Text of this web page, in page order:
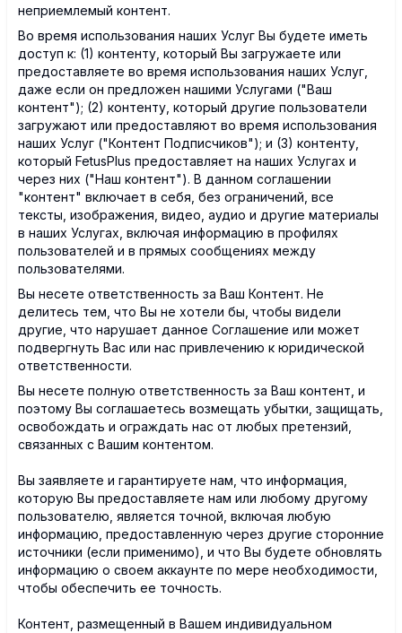
неприемлемый контент.
Во время использования наших Услуг Вы будете иметь
доступ к: (1) контенту, который Вы загружаете или
предоставляете во время использования наших Услуг,
даже если он предложен нашими Услугами ("Ваш
контент"); (2) контенту, который другие пользователи
загружают или предоставляют во время использования
наших Услуг ("Контент Подписчиков"); и (3) контенту,
который FetusPlus предоставляет на наших Услугах и
через них ("Наш контент"). В данном соглашении
"контент" включает в себя, без ограничений, все
тексты, изображения, видео, аудио и другие материалы
в наших Услугах, включая информацию в профилях
пользователей и в прямых сообщениях между
пользователями.
Вы несете ответственность за Ваш Контент. Не
делитесь тем, что Вы не хотели бы, чтобы видели
другие, что нарушает данное Соглашение или может
подвергнуть Вас или нас привлечению к юридической
ответственности.
Вы несете полную ответственность за Ваш контент, и
поэтому Вы соглашаетесь возмещать убытки, защищать,
освобождать и ограждать нас от любых претензий,
связанных с Вашим контентом.
Вы заявляете и гарантируете нам, что информация,
которую Вы предоставляете нам или любому другому
пользователю, является точной, включая любую
информацию, предоставленную через другие сторонние
источники (если применимо), и что Вы будете обновлять
информацию о своем аккаунте по мере необходимости,
чтобы обеспечить ее точность.
Контент, размещенный в Вашем индивидуальном